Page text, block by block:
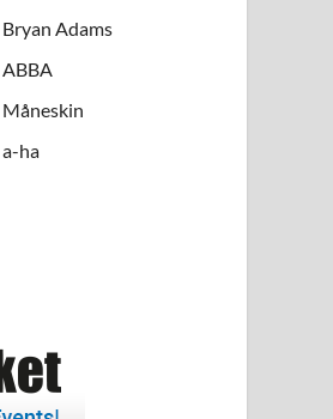
Adams
ABBA
Måneskin
ha